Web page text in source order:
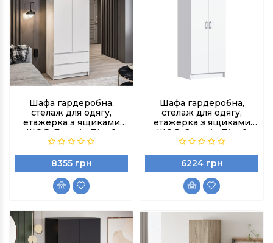
Шафа гардеробна,
стелаж для одягу,
етажерка з ящиками
ШОФ-7, колір Білий
8355 грн
Шафа гардеробна,
стелаж для одягу,
етажерка з ящиками
ШОФ-8, колір Білий
6224 грн